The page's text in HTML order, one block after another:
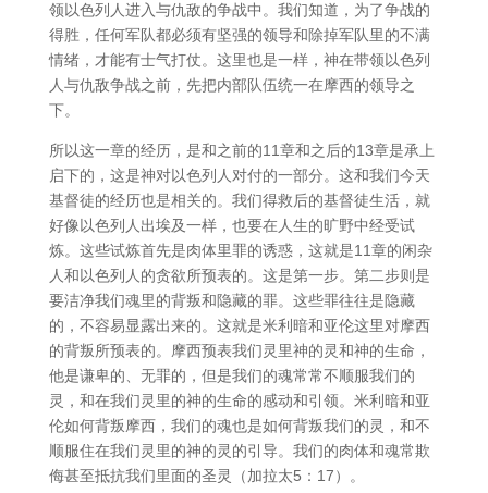
领以色列人进入与仇敌的争战中。我们知道，为了争战的
得胜，任何军队都必须有坚强的领导和除掉军队里的不满
情绪，才能有士气打仗。这里也是一样，神在带领以色列
人与仇敌争战之前，先把内部队伍统一在摩西的领导之
下。
所以这一章的经历，是和之前的11章和之后的13章是承上
启下的，这是神对以色列人对付的一部分。这和我们今天
基督徒的经历也是相关的。我们得救后的基督徒生活，就
好像以色列人出埃及一样，也要在人生的旷野中经受试
炼。这些试炼首先是肉体里罪的诱惑，这就是11章的闲杂
人和以色列人的贪欲所预表的。这是第一步。第二步则是
要洁净我们魂里的背叛和隐藏的罪。这些罪往往是隐藏
的，不容易显露出来的。这就是米利暗和亚伦这里对摩西
的背叛所预表的。摩西预表我们灵里神的灵和神的生命，
他是谦卑的、无罪的，但是我们的魂常常不顺服我们的
灵，和在我们灵里的神的生命的感动和引领。米利暗和亚
伦如何背叛摩西，我们的魂也是如何背叛我们的灵，和不
顺服住在我们灵里的神的灵的引导。我们的肉体和魂常欺
侮甚至抵抗我们里面的圣灵（加拉太5：17）。